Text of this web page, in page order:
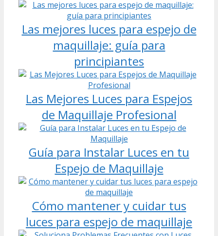
Las mejores luces para espejo de
maquillaje: guía para
principiantes
Las Mejores Luces para Espejos
de Maquillaje Profesional
Guía para Instalar Luces en tu
Espejo de Maquillaje
Cómo mantener y cuidar tus
luces para espejo de maquillaje